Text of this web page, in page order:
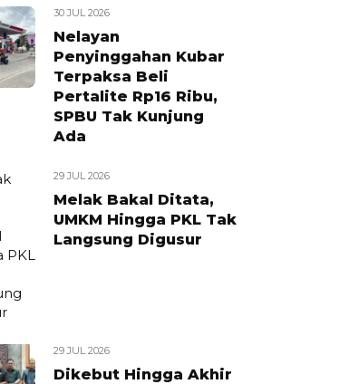
30 JUL 2026
Nelayan
Penyinggahan Kubar
Terpaksa Beli
Pertalite Rp16 Ribu,
SPBU Tak Kunjung
Ada
29 JUL 2026
Melak Bakal Ditata,
UMKM Hingga PKL Tak
Langsung Digusur
29 JUL 2026
Dikebut Hingga Akhir